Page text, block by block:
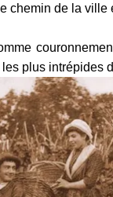
chemin de la
plus intrépides